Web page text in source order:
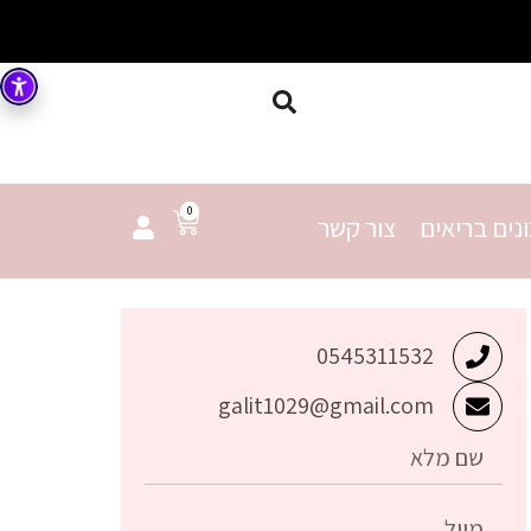
בריאים צור קשר
0
0545311532
galit1029@gmail.com